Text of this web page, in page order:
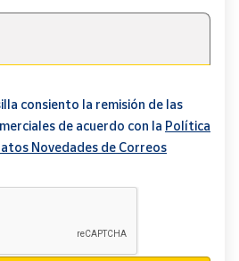
consiento la remisión de las
de acuerdo con la Política
Novedades de Correos